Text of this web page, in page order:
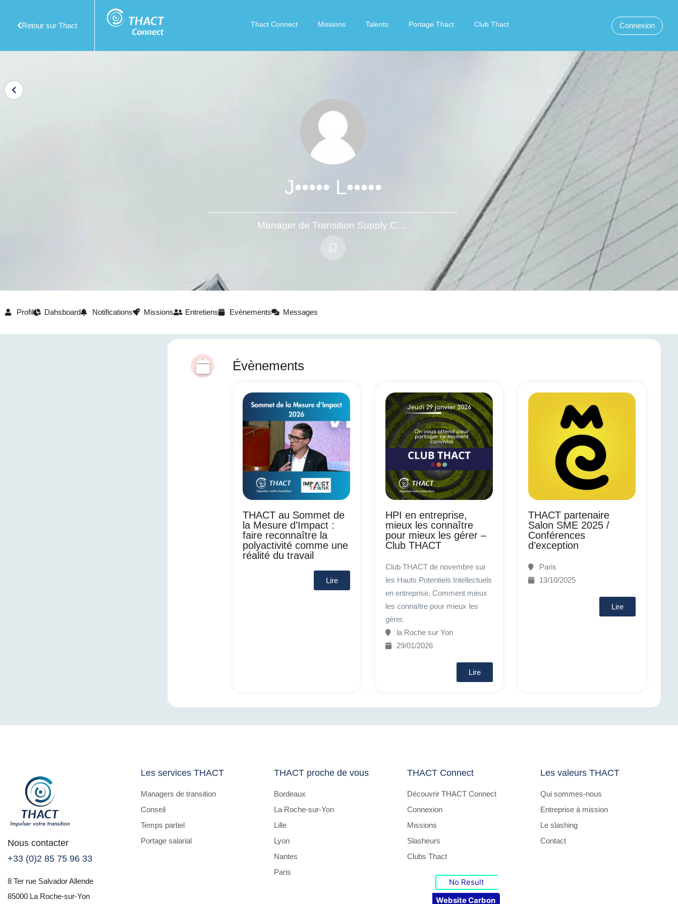
Retour sur Thact Thact Connect Missions Talents Portage Thact Club Thact Connexion
J••••• L•••••
Manager de Transition Supply Chain
Profil Dahsboard Notifications Missions Entretiens Evènements Messages
Évènements
THACT au Sommet de
la Mesure d’Impact :
faire reconnaître la
polyactivité comme une
réalité du travail
Lire
HPI en entreprise,
mieux les connaître
pour mieux les gérer –
Club THACT
Club THACT de novembre sur
les Hauts Potentiels Intellectuels
en entreprise. Comment mieux
les connaître pour mieux les
gérer.
la Roche sur Yon
29/01/2026
Lire
THACT partenaire
Salon SME 2025 /
Conférences
d’exception
Paris
13/10/2025
Lire
Nous contacter
+33 (0)2 85 75 96 33
8 Ter rue Salvador Allende
85000 La Roche-sur-Yon
Les services THACT
Managers de transition
Conseil
Temps partiel
Portage salarial
THACT proche de vous
Bordeaux
La Roche-sur-Yon
Lille
Lyon
Nantes
Paris
THACT Connect
Découvrir THACT Connect
Connexion
Missions
Slasheurs
Clubs Thact
No Result
Website Carbon
Les valeurs THACT
Qui sommes-nous
Entreprise à mission
Le slashing
Contact